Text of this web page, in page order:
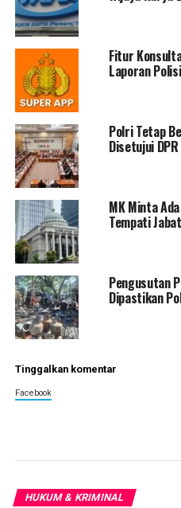
Fitur
Laporan
Polri Tetap
Disetujui DPR
MK Minta
Tempati
Pengusutan
Dipastikan
Tinggalkan komentar
Facebook
HUKUM & KRIMINAL